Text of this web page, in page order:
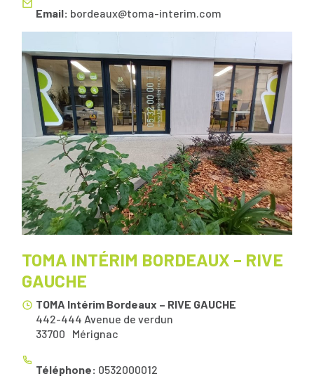
Email: bordeaux@toma-interim.com
TOMA INTÉRIM BORDEAUX – RIVE
GAUCHE
TOMA Intérim Bordeaux – RIVE GAUCHE
442-444 Avenue de verdun
Mérignac
33700
Téléphone: 0532000012